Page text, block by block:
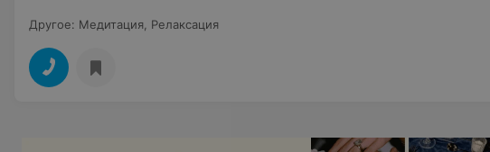
Другое: Медитация Релаксация